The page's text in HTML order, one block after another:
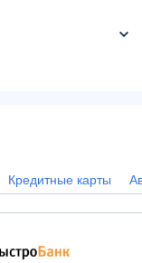
Кредитные карты